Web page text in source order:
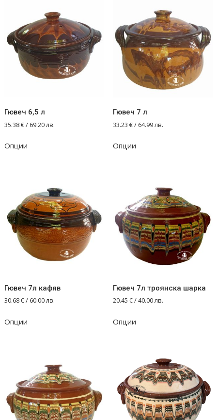
Гювеч 6,5 л
35.38€/ 69.20 лв.
Опции
Гювеч 7 л
33.23 €/ 64.99 лв.
Опции
Гювеч 7л кафяв
30.68€/ 60.00 лв.
Опции
Гювеч 7л троянска шарка
20.45 €/ 40.00 лв.
Опции